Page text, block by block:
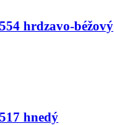
hrdzavo-béžový
hnedý